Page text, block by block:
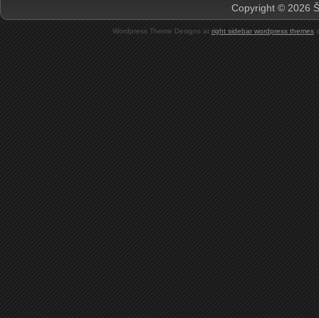
Copyright © 2026
Wordpress Theme Designs at right sidebar wordpress themes